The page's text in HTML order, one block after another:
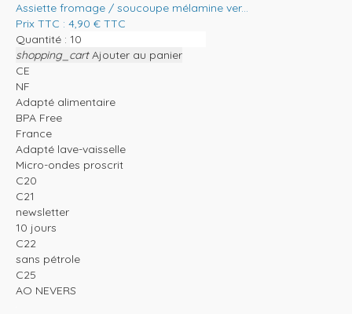
Assiette fromage / soucoupe mélamine ver...
Prix TTC : 4,90 € TTC
Quantité :
shopping_cart Ajouter au panier
CE
NF
Adapté alimentaire
BPA Free
France
Adapté lave-vaisselle
Micro-ondes proscrit
C20
C21
newsletter
10 jours
C22
sans pétrole
C25
AO NEVERS